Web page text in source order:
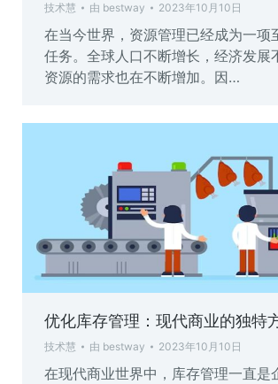
技术慧 由 bestway 2023年10月10日
在当今世界，资源管理已经成为一项
任务。全球人口不断增长，经济发展
资源的需求也在不断增加。因…
优化库存管理：现代商业的独特
技术慧 由 bestway 2023年10月10日
在现代商业世界中，库存管理一直是